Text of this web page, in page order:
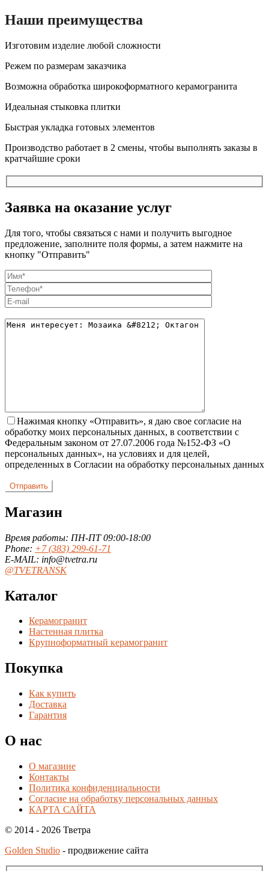
Наши преимущества
Изготовим изделие любой сложности
Режем по размерам заказчика
Возможна обработка широкоформатного керамогранита
Идеальная стыковка плитки
Быстрая укладка готовых элементов
Производство работает в 2 смены, чтобы выполнять заказы в
кратчайшие сроки
Заявка на оказание услуг
Для того, чтобы связаться с нами и получить выгодное
предложение, заполните поля формы, а затем нажмите на
кнопку "Отправить"
Нажимая кнопку «Отправить», я даю свое согласие на
обработку моих персональных данных, в соответствии с
Федеральным законом от 27.07.2006 года №152-ФЗ «О
персональных данных», на условиях и для целей,
определенных в Согласии на обработку персональных данных
Магазин
Время работы: ПН-ПТ 09:00-18:00
Phone: +7 (383) 299-61-71
E-MAIL: info@tvetra.ru
@TVETRANSK
Каталог
Керамогранит
Настенная плитка
Крупноформатный керамогранит
Покупка
Как купить
Доставка
Гарантия
О нас
О магазине
Контакты
Политика конфиденциальности
Согласие на обработку персональных данных
КАРТА САЙТА
© 2014 - 2026 Тветра
Golden Studio - продвижение сайта